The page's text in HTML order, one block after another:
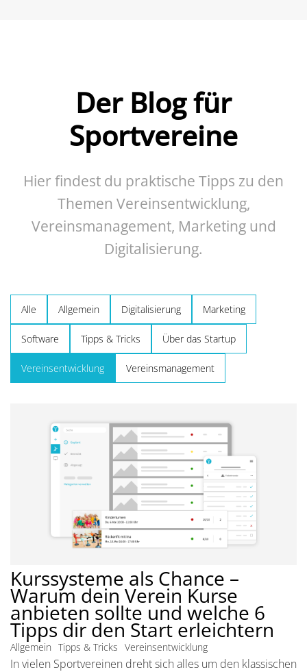
Der Blog für
Sportvereine
Hier findest du praktische Tipps zu den
Themen Vereinsentwicklung,
Vereinsmanagement, Marketing und
Digitalisierung.
Alle Allgemein Digitalisierung Marketing
Software Tipps & Tricks Über das Startup
Vereinsentwicklung Vereinsmanagement
Kurssysteme als Chance –
Warum dein Verein Kurse
anbieten sollte und welche 6
Tipps dir den Start erleichtern
Allgemein Tipps & Tricks Vereinsentwicklung
In vielen Sportvereinen dreht sich alles um den klassischen